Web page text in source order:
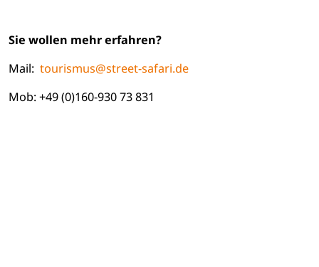
Sie wollen mehr erfahren?
Mail: tourismus@street-safari.de
Mob: +49 (0)160-930 73 831